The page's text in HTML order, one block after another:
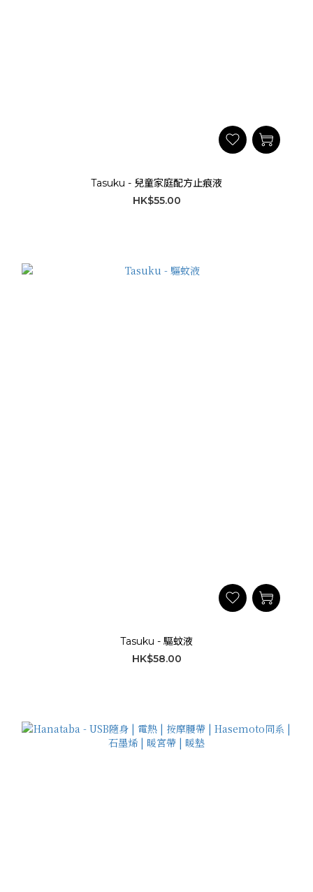
Tasuku - 兒童家庭配方止痕液
HK$55.00
Tasuku - 驅蚊液
HK$58.00